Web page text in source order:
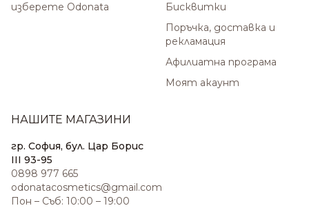
изберете Odonata
Бисквитки
Поръчка, доставка и
рекламация
Афилиатна програма
Моят акаунт
НАШИТЕ МАГАЗИНИ
гр. София, бул. Цар Борис
III 93-95
0898 977 665
odonatacosmetics@gmail.com
Пон – Съб: 10:00 – 19:00